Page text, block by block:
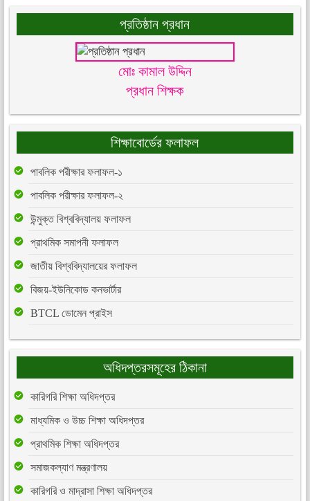
প্রতিষ্ঠান প্রধান
মোঃ কামাল উদ্দিন
প্রধান শিক্ষক
শিক্ষাবোর্ডের ফলাফল
পাবলিক পরীক্ষার ফলাফল-১
পাবলিক পরীক্ষার ফলাফল-২
উন্মুক্ত বিশ্ববিদ্যালয় ফলাফল
প্রাথমিক সমাপনী ফলাফল
জাতীয় বিশ্ববিদ্যালয়ের ফলাফল
বিজয়-ইউনিকোড কনভার্টার
BTCL ডোমেন প্রাইস
অধিদপ্তরসমূহের ঠিকানা
কারিগরি শিক্ষা অধিদপ্তর
মাধ্যমিক ও উচ্চ শিক্ষা অধিদপ্তর
প্রাথমিক শিক্ষা অধিদপ্তর
সমাজকল্যাণ মন্ত্রণালয়
কারিগরি ও মাদ্রাসা শিক্ষা অধিদপ্তর